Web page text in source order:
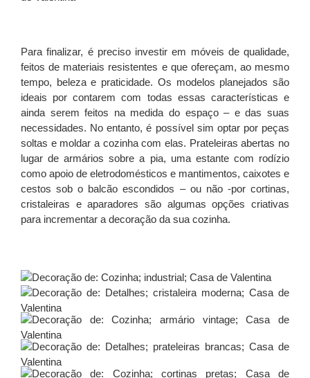
Para finalizar, é preciso investir em móveis de qualidade,
feitos de materiais resistentes e que ofereçam, ao mesmo
tempo, beleza e praticidade. Os modelos planejados são
ideais por contarem com todas essas características e
ainda serem feitos na medida do espaço – e das suas
necessidades. No entanto, é possível sim optar por peças
soltas e moldar a cozinha com elas. Prateleiras abertas no
lugar de armários sobre a pia, uma estante com rodízio
como apoio de eletrodomésticos e mantimentos, caixotes e
cestos sob o balcão escondidos – ou não -por cortinas,
cristaleiras e aparadores são algumas opções criativas
para incrementar a decoração da sua cozinha.